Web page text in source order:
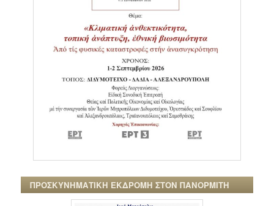
ΠΡΟΣΚΥΝΗΜΑΤΙΚΗ ΕΚΔΡΟΜΗ ΣΤΟΝ ΠΑΝΟΡΜΙΤΗ